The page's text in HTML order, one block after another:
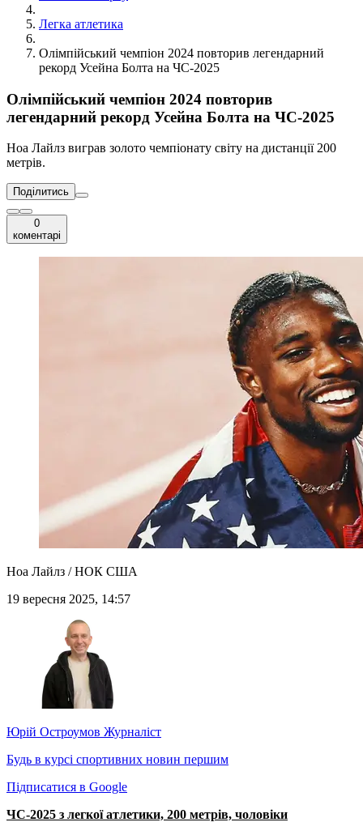
Легка атлетика
Олімпійський чемпіон 2024 повторив легендарний
рекорд Усейна Болта на ЧС-2025
Олімпійський чемпіон 2024 повторив
легендарний рекорд Усейна Болта на ЧС-2025
Ноа Лайлз виграв золото чемпіонату світу на дистанції 200
метрів.
Поділитись
0
коментарі
Ноа Лайлз / НОК США
19 вересня 2025, 14:57
Юрій Остроумов Журналіст
Будь в курсі спортивних новин першим
Підписатися в Google
ЧС-2025 з легкої атлетики, 200 метрів, чоловіки